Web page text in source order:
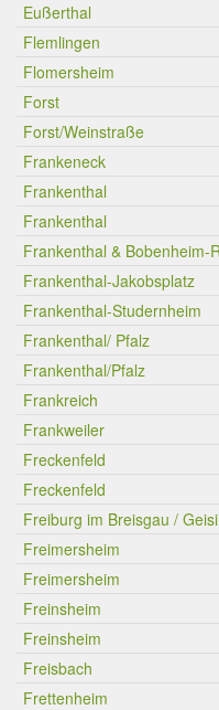
Eußerthal
Flemlingen
Flomersheim
Forst
Forst/Weinstraße
Frankeneck
Frankenthal
Frankenthal
Frankenthal & Bobenheim-
Frankenthal-Jakobsplatz
Frankenthal-Studernheim
Frankenthal/ Pfalz
Frankenthal/Pfalz
Frankreich
Frankweiler
Freckenfeld
Freckenfeld
Freiburg im Breisgau /
Freimersheim
Freimersheim
Freinsheim
Freinsheim
Freisbach
Frettenheim